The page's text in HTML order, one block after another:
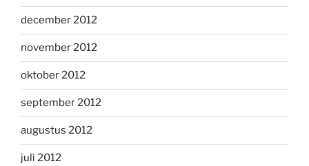
december 2012
november 2012
oktober 2012
september 2012
augustus 2012
juli 2012